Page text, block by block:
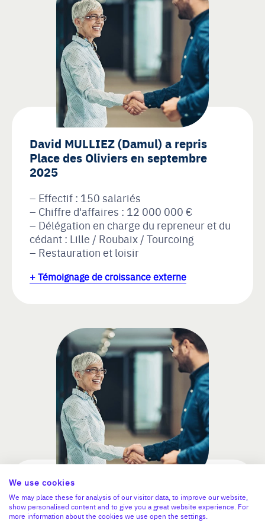
David MULLIEZ (Damul) a repris
Place des Oliviers en septembre
2025
Effectif : 150 salariés
Chiffre d'affaires : 12 000 000 €
Délégation en charge du repreneur et du
cédant : Lille / Roubaix / Tourcoing
Restauration et loisir
+ Témoignage de croissance externe
Pascal ROUAIX a repris SAS BATTU
en janvier 2022
We use cookies
We may place these for analysis of our visitor data, to improve our website,
show personalised content and to give you a great website experience. For
more information about the cookies we use open the settings.